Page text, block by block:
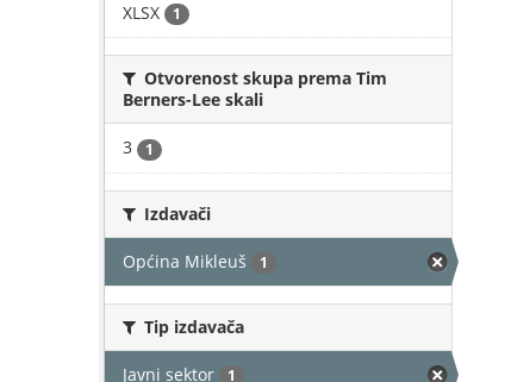
XLSX 1
Otvorenost skupa prema Tim
Berners-Lee skali
3 1
Izdavači
Općina Mikleuš 1
Tip izdavača
Javni sektor 1